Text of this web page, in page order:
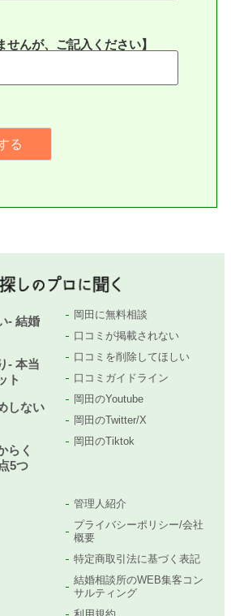
せんが、ご記入ください】
- 結婚
- 本当
ト
しない
らく
5つ
岡田に無料相談
口コミが掲載されない
口コミを削除してほしい
口コミガイドライン
岡田のYoutube
岡田のTwitter/X
岡田のTiktok
管理人紹介
プライバシーポリシー/会社
概要
特定商取引法に基づく表記
結婚相談所のWEB集客コン
サルティング